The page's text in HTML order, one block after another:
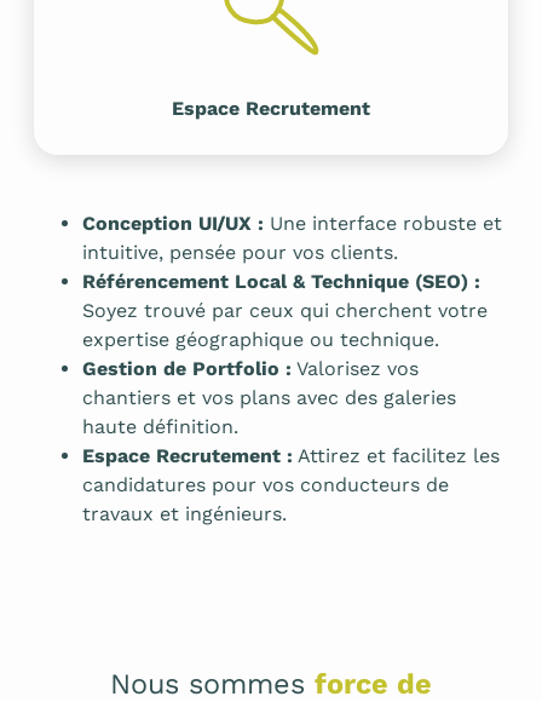
Espace Recrutement
Conception UI/UX : Une interface robuste et
intuitive, pensée pour vos clients.
Référencement Local & Technique (SEO) :
Soyez trouvé par ceux qui cherchent votre
expertise géographique ou technique.
Gestion de Portfolio : Valorisez vos
chantiers et vos plans avec des galeries
haute définition.
Espace Recrutement : Attirez et facilitez les
candidatures pour vos conducteurs de
travaux et ingénieurs.
Nous sommes force de